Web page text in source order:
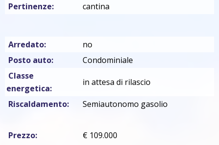
Pertinenze:
cantina
Arredato:
no
Posto auto:
Condominiale
Classe
energetica:
in attesa di rilascio
Riscaldamento: Semiautonomo gasolio
Prezzo: € 109.000